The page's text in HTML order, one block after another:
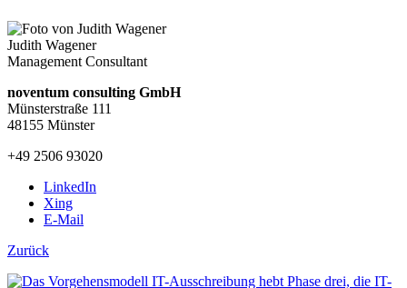
Judith Wagener
Management Consultant
noventum consulting GmbH
Münsterstraße 111
48155 Münster
+49 2506 93020
LinkedIn
Xing
E-Mail
Zurück